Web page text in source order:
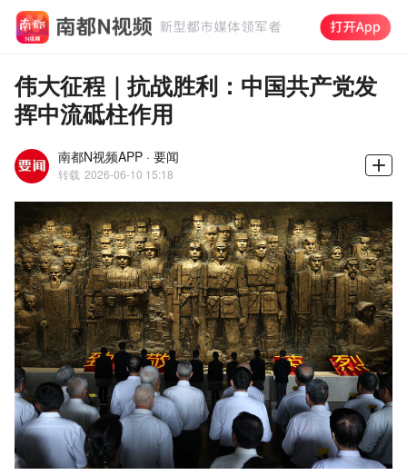
伟大征程｜抗战胜利：中国共产党发
挥中流砥柱作用
南都N视频APP · 要闻
转载 2026-06-10 15:18